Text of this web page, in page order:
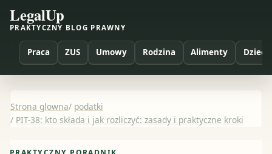
LegalUp
PRAKTYCZNY BLOG PRAWNY
Praca ZUS Umowy Rodzina Alimenty Dzieci
Strona glowna/ podatki
/ PIT-38: kto składa i jak rozliczyć: zasady i praktyczne kroki